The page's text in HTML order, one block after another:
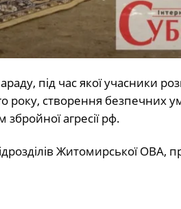
під час якої учасники
року, створення безпечних
збройної агресії рф.
Житомирської ОВА,